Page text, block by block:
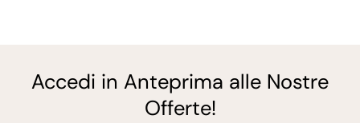
Accedi in Anteprima alle Nostre
Offerte!